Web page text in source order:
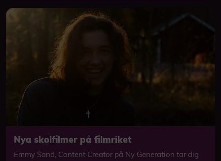
Nya skolfilmer på filmriket
Emmy Sand, Content Creator på Ny Generation tar dig